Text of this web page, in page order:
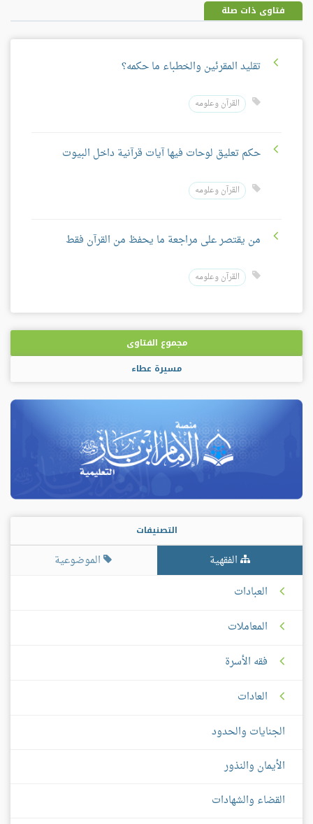
فتاوى ذات صلة
تقليد المقرئين والخطباء ما حكمه؟
القرآن وعلومه
حكم تعليق لوحات فيها آيات قرآنية داخل البيوت
القرآن وعلومه
من يقتصر على مراجعة ما يحفظ من القرآن فقط
القرآن وعلومه
مجموع الفتاوى
مسيرة عطاء
التصنيفات
الفقهية
الموضوعية
العبادات
المعاملات
فقه الأسرة
العادات
الجنايات والحدود
الأيمان والنذور
القضاء والشهادات